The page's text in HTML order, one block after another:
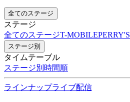
全てのステージ
ステージ
全てのステージT-MOBILEPERRY'S
ステージ別
タイムテーブル
ステージ別 時間順
ラインナップライブ配信